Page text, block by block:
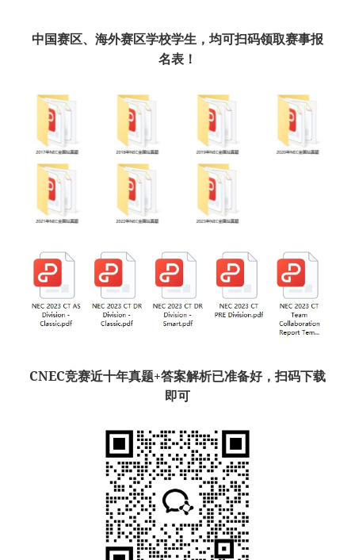
中国赛区、海外赛区学校学生，均可扫码领取赛事报
名表！
CNEC竞赛近十年真题+答案解析已准备好，扫码下载
即可